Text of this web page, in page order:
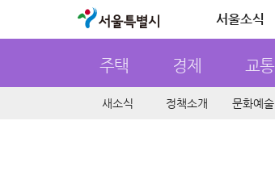
서울특별시 서울소식
주택 경제 교통
새소식 정책소개 문화예술